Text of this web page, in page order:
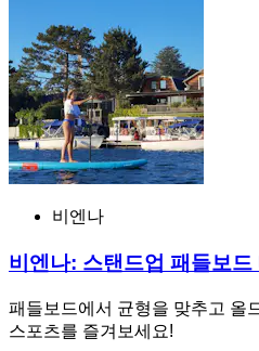
비엔나
비엔나: 스탠드업 패들보드
패들보드에서 균형을 맞추고 올
스포츠를 즐겨보세요!